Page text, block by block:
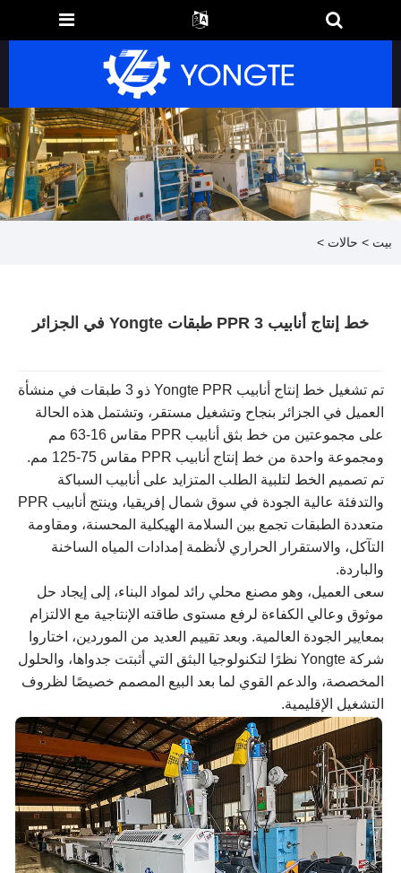
بيت > حالات >
خط إنتاج أنابيب PPR 3 طبقات Yongte في الجزائر
تم تشغيل خط إنتاج أنابيب Yongte PPR ذو 3 طبقات في منشأة
العميل في الجزائر بنجاح وتشغيل مستقر، وتشتمل هذه الحالة
على مجموعتين من خط بثق أنابيب PPR مقاس 16-63 مم
ومجموعة واحدة من خط إنتاج أنابيب PPR مقاس 75-125 مم.
تم تصميم الخط لتلبية الطلب المتزايد على أنابيب السباكة
والتدفئة عالية الجودة في سوق شمال إفريقيا، وينتج أنابيب PPR
متعددة الطبقات تجمع بين السلامة الهيكلية المحسنة، ومقاومة
التآكل، والاستقرار الحراري لأنظمة إمدادات المياه الساخنة
والباردة.
سعى العميل، وهو مصنع محلي رائد لمواد البناء، إلى إيجاد حل
موثوق وعالي الكفاءة لرفع مستوى طاقته الإنتاجية مع الالتزام
بمعايير الجودة العالمية. وبعد تقييم العديد من الموردين، اختاروا
شركة Yongte نظرًا لتكنولوجيا البثق التي أثبتت جدواها، والحلول
المخصصة، والدعم القوي لما بعد البيع المصمم خصيصًا لظروف
التشغيل الإقليمية.